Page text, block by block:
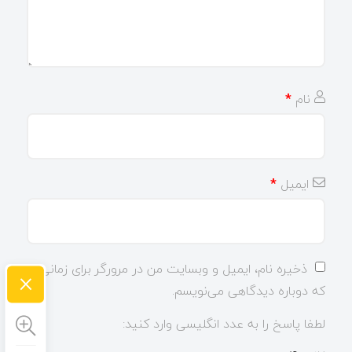
نام *
ایمیل *
ذخیره نام، ایمیل و وبسایت من در مرورگر برای زمانی
که دوباره دیدگاهی می‌نویسم.
لطفا پاسخ را به عدد انگلیسی وارد کنید:
×